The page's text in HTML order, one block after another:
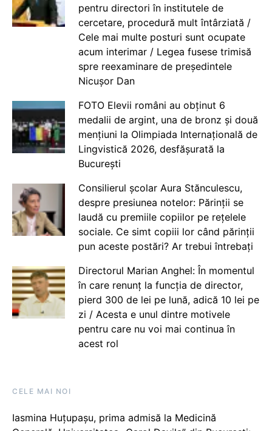
pentru directori în institutele de
cercetare, procedură mult întârziată /
Cele mai multe posturi sunt ocupate
acum interimar / Legea fusese trimisă
spre reexaminare de președintele
Nicușor Dan
FOTO Elevii români au obținut 6
medalii de argint, una de bronz și două
mențiuni la Olimpiada Internațională de
Lingvistică 2026, desfășurată la
București
Consilierul școlar Aura Stănculescu,
despre presiunea notelor: Părinții se
laudă cu premiile copiilor pe rețelele
sociale. Ce simt copiii lor când părinții
pun aceste postări? Ar trebui întrebați
Directorul Marian Anghel: În momentul
în care renunț la funcția de director,
pierd 300 de lei pe lună, adică 10 lei pe
zi / Acesta e unul dintre motivele
pentru care nu voi mai continua în
acest rol
CELE MAI NOI
Iasmina Huțupașu, prima admisă la Medicină